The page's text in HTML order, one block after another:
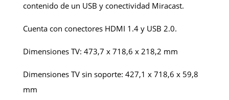
contenido de un USB y conectividad Miracast.
Cuenta con conectores HDMI 1.4 y USB 2.0.
Dimensiones TV: 473,7 x 718,6 x 218,2 mm
Dimensiones TV sin soporte: 427,1 x 718,6 x 59,8
mm